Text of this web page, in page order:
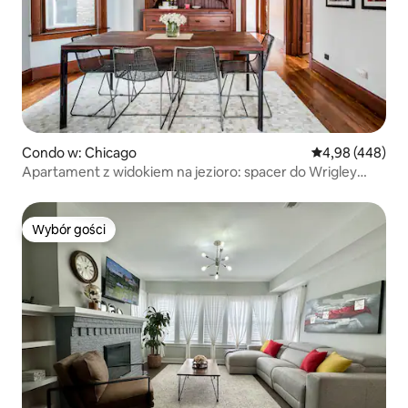
Condo w: Chicago Średnia
4,98 (448)
Apartament z widokiem na jezioro: spacer do Wrigley
Wybór gości
Wybór gości